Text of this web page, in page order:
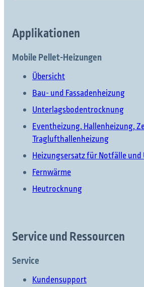
Applikationen
Mobile Pellet-Heizungen
Übersicht
Bau- und Fassadenheizung
Unterlagsbodentrocknung
Eventheizung, Hallenheizung,
Traglufthallenheizung
Heizungsersatz für Notfälle und
Fernwärme
Heutrocknung
Service und Ressourcen
Service
Kundensupport